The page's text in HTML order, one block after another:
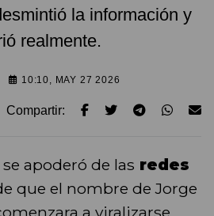
la información y
realmente.
10:10, MAY 27 2026
Compartir:
apoderó de las redes
que el nombre de Jorge